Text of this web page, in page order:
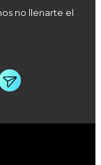
no llenarte el